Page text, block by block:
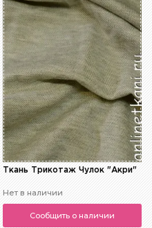
Ткань Трикотаж Чулок "Акри"
Нет в наличии
Сообщить о наличии